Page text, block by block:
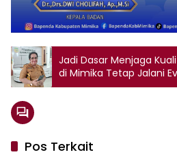
Jadi Dasar Menjaga
di Mimika Tetap Jalani
Pos Terkait